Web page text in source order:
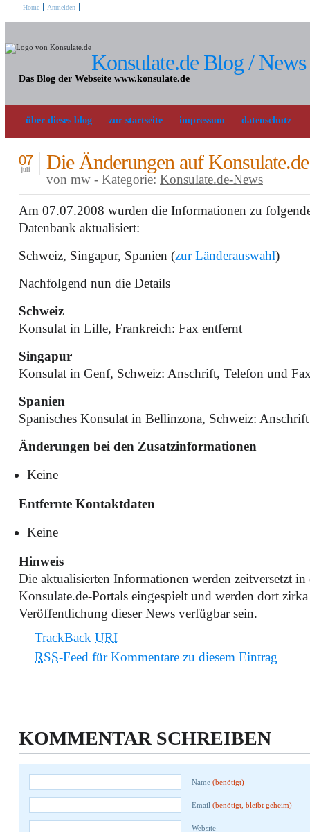
Konsulate.de Blog / News
Das Blog der Webseite www.konsulate.de
Home Anmelden
über dieses blog zur startseite impressum datenschutz
Die Änderungen auf
07
juli
von mw - Kategorie: Konsulate.de-News
Am 07.07.2008 wurden die Informationen zu
Datenbank aktualisiert:
Schweiz, Singapur, Spanien (zur Länderauswahl)
Nachfolgend nun die Details
Schweiz
Konsulat in Lille, Frankreich: Fax entfernt
Singapur
Konsulat in Genf, Schweiz: Anschrift, Telefon und
Spanien
Spanisches Konsulat in Bellinzona, Schweiz:
Änderungen bei den Zusatzinformationen
Keine
Entfernte Kontaktdaten
Keine
Hinweis
Die aktualisierten Informationen werden zeitversetzt in
Konsulate.de-Portals eingespielt und werden dort
Veröffentlichung dieser News verfügbar sein.
TrackBack URI
RSS-Feed für Kommentare zu diesem Eintrag
KOMMENTAR SCHREIBEN
Name (benötigt)
Email (benötigt, bleibt geheim)
Website